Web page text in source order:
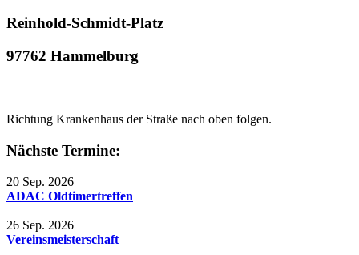
Reinhold-Schmidt-Platz
97762 Hammelburg
Richtung Krankenhaus der Straße nach oben folgen.
Nächste Termine:
20 Sep. 2026
ADAC Oldtimertreffen
26 Sep. 2026
Vereinsmeisterschaft